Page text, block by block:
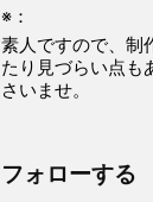
※：
素人ですので、制
たり見づらい点も
さいませ。
フォローする